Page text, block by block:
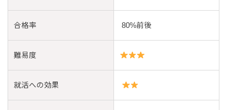
合格率 80%前後
難易度
就活への効果